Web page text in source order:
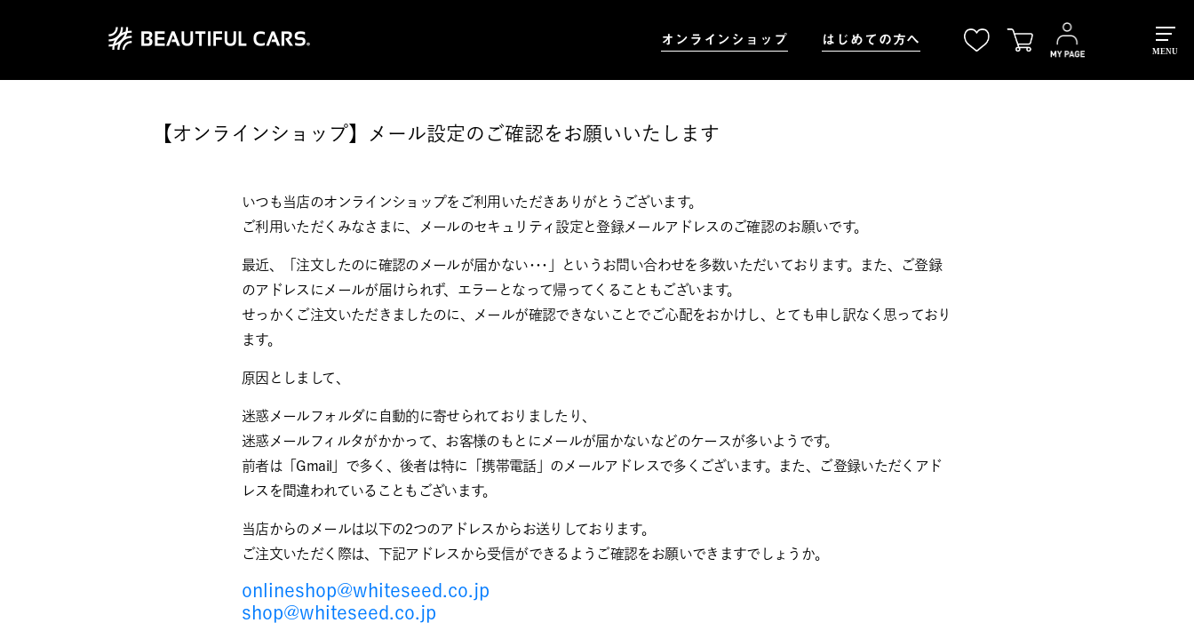
オンラインショップ はじめての方へ
MENU
【オンラインショップ】メール設定のご確認をお願いいたします
いつも当店のオンラインショップをご利用いただきありがとうございます。
ご利用いただくみなさまに、メールのセキュリティ設定と登録メールアドレスのご確認のお願いです。
最近、「注文したのに確認のメールが届かない･･･」というお問い合わせを多数いただいております。また、ご登録
のアドレスにメールが届けられず、エラーとなって帰ってくることもございます。
せっかくご注文いただきましたのに、メールが確認できないことでご心配をおかけし、とても申し訳なく思っており
ます。
原因としまして、
迷惑メールフォルダに自動的に寄せられておりましたり、
迷惑メールフィルタがかかって、お客様のもとにメールが届かないなどのケースが多いようです。
前者は「Gmail」で多く、後者は特に「携帯電話」のメールアドレスで多くございます。また、ご登録いただくアド
レスを間違われていることもございます。
当店からのメールは以下の2つのアドレスからお送りしております。
ご注文いただく際は、下記アドレスから受信ができるようご確認をお願いできますでしょうか。
onlineshop@whiteseed.co.jp​​
shop@whiteseed.co.jp​​